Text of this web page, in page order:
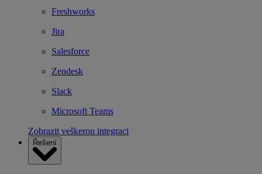
Freshworks
Jira
Salesforce
Zendesk
Slack
Microsoft Teams
Zobrazit veškerou integraci
Řešení